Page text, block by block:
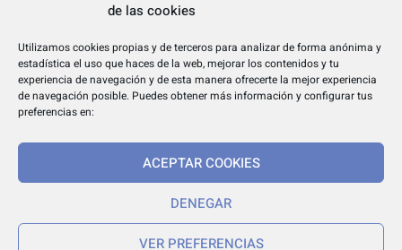
de las cookies
Utilizamos cookies propias y de terceros para analizar de forma anónima y
estadística el uso que haces de la web, mejorar los contenidos y tu
experiencia de navegación y de esta manera ofrecerte la mejor experiencia
de navegación posible. Puedes obtener más información y configurar tus
preferencias en:
ACEPTAR COOKIES
DENEGAR
VER PREFERENCIAS
dapp@dappeditorial.es
TEXTOS LEGALES
Política de cookies